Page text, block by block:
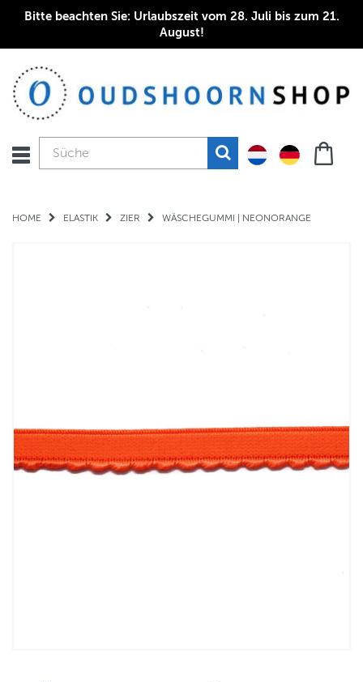
Bitte beachten Sie: Urlaubszeit vom 28. Juli bis zum 21.
August!
HOME ELASTIK ZIER WÄSCHEGUMMI | NEONORANGE